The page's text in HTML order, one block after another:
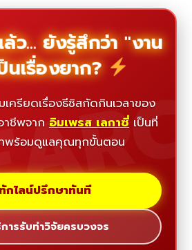
ว... ยังรู้สึกว่า "งาน
นเรื่องยาก?
ครียดเรื่องธีซิสกัดกินเวลาของ
ชีพจาก อิมเพรส เลกาซี่ เป็นที่
พร้อมดูแลคุณทุกขั้นตอน
ทักไลน์ปรึกษาทันที
ารรับทำวิจัยครบวงจร